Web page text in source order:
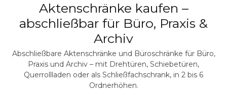
Aktenschränke kaufen –
abschließbar für Büro, Praxis &
Archiv
Abschließbare Aktenschränke und Büroschränke für Büro,
Praxis und Archiv – mit Drehtüren, Schiebetüren,
Querrollladen oder als Schließfachschrank, in 2 bis 6
Ordnerhöhen.